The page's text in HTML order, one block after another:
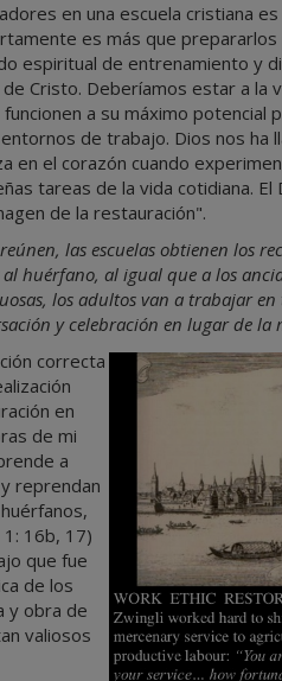
en una escuela cristiana
es más que
espiritual de entrenamiento y
Cristo. Deberíamos estar a la
a su máximo potencial
de trabajo. Dios nos ha
en el corazón cuando
tareas de la vida cotidiana.
de la restauración".
las escuelas obtienen los
huérfano, al igual que a los
los adultos van a trabajar
y celebración en lugar de la
correcta
en
de mi
a
reprendan
16b, 17)
que fue
de los
y obra de
valiosos